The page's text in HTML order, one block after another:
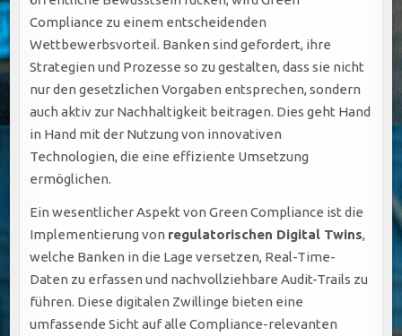
Compliance zu einem entscheidenden
Wettbewerbsvorteil. Banken sind gefordert, ihre
Strategien und Prozesse so zu gestalten, dass sie nicht
nur den gesetzlichen Vorgaben entsprechen, sondern
auch aktiv zur Nachhaltigkeit beitragen. Dies geht Hand
in Hand mit der Nutzung von innovativen
Technologien, die eine effiziente Umsetzung
ermöglichen.
Ein wesentlicher Aspekt von Green Compliance ist die
Implementierung von regulatorischen Digital Twins,
welche Banken in die Lage versetzen, Real-Time-
Daten zu erfassen und nachvollziehbare Audit-Trails zu
führen. Diese digitalen Zwillinge bieten eine
umfassende Sicht auf alle Compliance-relevanten